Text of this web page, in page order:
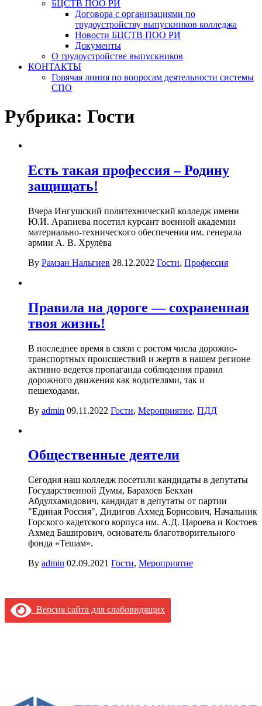
БЦСТВ ПОО РИ
Договора с организациями по
трудоустройству выпускников колледжа
Новости БЦСТВ ПОО РИ
Документы
О трудоустройстве выпускников
КОНТАКТЫ
Горячая линия по вопросам деятельности системы
СПО
Рубрика: Гости
Есть такая профессия – Родину
защищать!
Вчера Ингушский политехнический колледж имени
Ю.И. Арапиева посетил курсант военной академии
материально-технического обеспечения им. генерала
армии А. В. Хрулёва
By Рамзан Нальгиев 28.12.2022 Гости, Профессия
Правила на дороге — сохраненная
твоя жизнь!
В последнее время в связи с ростом числа дорожно-
транспортных происшествий и жертв в нашем регионе
активно ведется пропаганда соблюдения правил
дорожного движения как водителями, так и
пешеходами.
By admin 09.11.2022 Гости, Мероприятие, ПДД
Общественные деятели
Сегодня наш колледж посетили кандидаты в депутаты
Государственной Думы, Барахоев Бекхан
Абдулхамидович, кандидат в депутаты от партии
"Единая Россия", Дидигов Ахмед Борисович, Начальник
Горского кадетского корпуса им. А.Д. Цароева и Костоев
Ахмед Баширович, основатель благотворительного
фонда «Тешам».
By admin 02.09.2021 Гости, Мероприятие
Версия сайта для слабовидящих